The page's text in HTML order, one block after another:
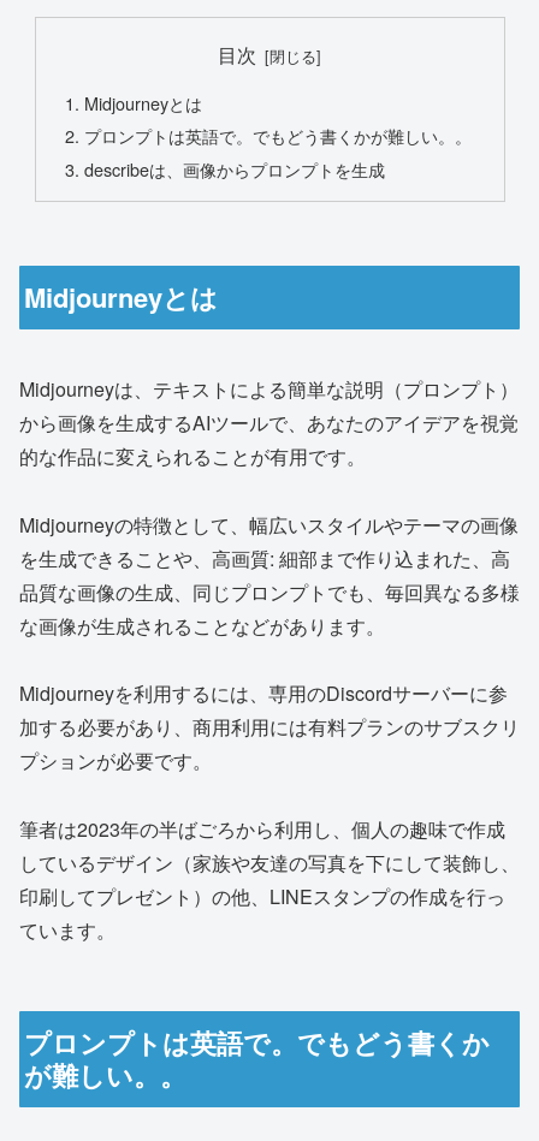
目次
Midjourneyとは
プロンプトは英語で。でもどう書くかが難しい。。
describeは、画像からプロンプトを生成
Midjourneyとは
Midjourneyは、テキストによる簡単な説明（プロンプト）
から画像を生成するAIツールで、あなたのアイデアを視覚
的な作品に変えられることが有用です。
Midjourneyの特徴として、幅広いスタイルやテーマの画像
を生成できることや、高画質: 細部まで作り込まれた、高
品質な画像の生成、同じプロンプトでも、毎回異なる多様
な画像が生成されることなどがあります。
Midjourneyを利用するには、専用のDiscordサーバーに参
加する必要があり、商用利用には有料プランのサブスクリ
プションが必要です。
筆者は2023年の半ばごろから利用し、個人の趣味で作成
しているデザイン（家族や友達の写真を下にして装飾し、
印刷してプレゼント）の他、LINEスタンプの作成を行っ
ています。
プロンプトは英語で。でもどう書くか
が難しい。。